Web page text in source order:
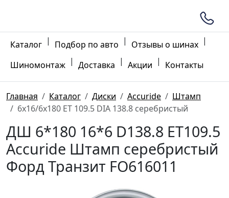
Каталог | Подбор по авто | Отзывы о шинах |
Шиномонтаж | Доставка | Акции | Контакты
Главная Каталог Диски Accuride
Штамп
6x16/6x180 ET 109.5 DIA 138.8 серебристый
ДШ 6*180 16*6 D138.8 ET109.5
Accuride Штамп серебристый
Форд Транзит FO616011